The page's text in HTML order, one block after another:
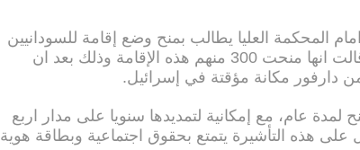
المحكمة العليا يطالب بمنح وضع إقامة للسودانيين
الذين يعيشون في البلاد. وفي ردها قالت انها منحت 300 منهم هذه الإقامة وذلك بعد ان
الى ان التأشيرة من نوع أ-5 تمنح لمدة عام، مع إمكانية لتمديدها سنويا على مدار اربع
هذه التأشيرة يتمتع بحقوق اجتماعية وبطاقة هوية